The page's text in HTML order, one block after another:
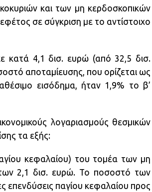
και των μη κερδοσκοπικών
σε σύγκριση με το αντίστοιχο
κατά 4,1 δισ. ευρώ (από 32,5 δισ.
αποταμίευσης, που ορίζεται ως
εισόδημα, ήταν 1,9% το β’
λογαριασμούς θεσμικών
τα εξής:
κεφαλαίου) του τομέα των μη
2,1 δισ. ευρώ. Το ποσοστό των
επενδύσεις παγίου κεφαλαίου προς